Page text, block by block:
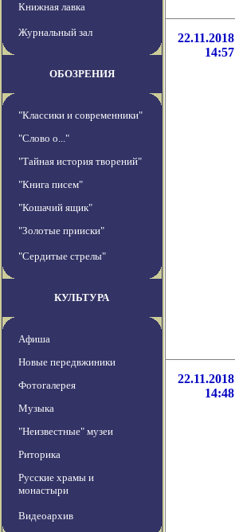
Книжная лавка
Журнальный зал
ОБОЗРЕНИЯ
"Классики и современники"
"Слово о..."
"Тайная история творений"
"Книга писем"
"Кошачий ящик"
"Золотые прииски"
"Сердитые стрелы"
КУЛЬТУРА
Афиша
Новые передвжиники
Фотогалерея
Музыка
"Неизвестные" музеи
Риторика
Русские храмы и
монастыри
Видеоархив
22.11.2018
14:57
22.11.2018
14:48